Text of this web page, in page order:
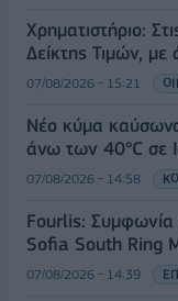
Χρηματιστήριο:
Δείκτης Τιμών,
07/08/2026 - 15:21
Νέο κύμα
άνω των 40°C σε
07/08/2026 - 14:58
Fourlis: Συμφωνία
Sofia South Ring
07/08/2026 - 14:39